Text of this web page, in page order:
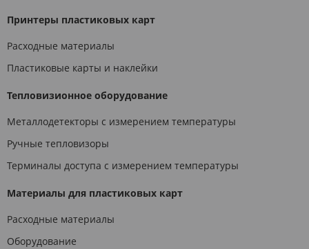
Принтеры пластиковых карт
Расходные материалы
Пластиковые карты и наклейки
Тепловизионное оборудование
Металлодетекторы с измерением температуры
Ручные тепловизоры
Терминалы доступа с измерением температуры
Материалы для пластиковых карт
Расходные материалы
Оборудование